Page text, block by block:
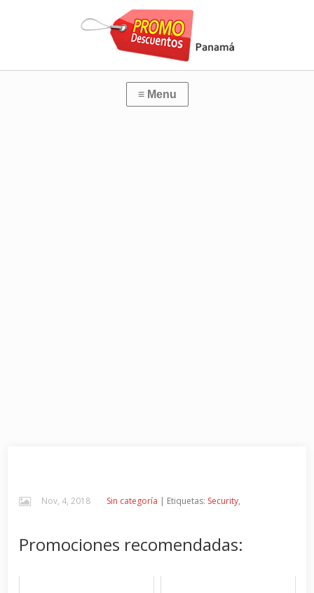
Nov, 4, 2018 Sin categoría | Etiquetas: Security,
Promociones recomendadas: